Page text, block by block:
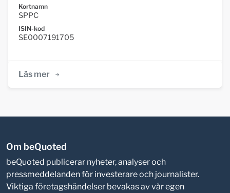
Kortnamn
SPPC
ISIN-kod
SE0007191705
Läs mer
Om beQuoted
beQuoted publicerar nyheter, analyser och
pressmeddelanden för investerare och journalister.
Viktiga företagshändelser bevakas av vår egen